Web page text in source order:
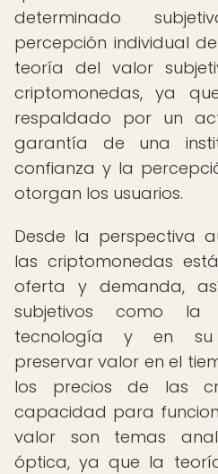
determinado
percepción individual
teoría del valor
criptomonedas, ya
respaldado por un
garantía de una
confianza y la
otorgan los usuarios.
Desde la perspectiva
las criptomonedas
oferta y demanda,
subjetivos como
tecnología y en
preservar valor en el
los precios de las
capacidad para
valor son temas
óptica, ya que la